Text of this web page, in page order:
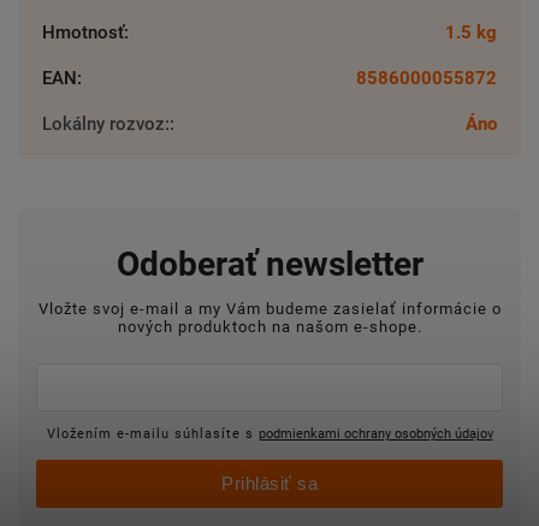
Hmotnosť: 1.5 kg
EAN: 8586000055872
Lokálny rozvoz:: Áno
Odoberať newsletter
Vložte svoj e-mail a my Vám budeme zasielať informácie o
nových produktoch na našom e-shope.
Vložením e-mailu súhlasíte s podmienkami ochrany osobných údajov
Prihlásiť sa